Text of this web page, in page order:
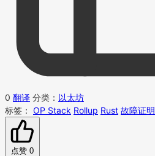
0 翻译 分类： 以太坊
标签： OP Stack Rollup Rust 故障证明
点赞 0